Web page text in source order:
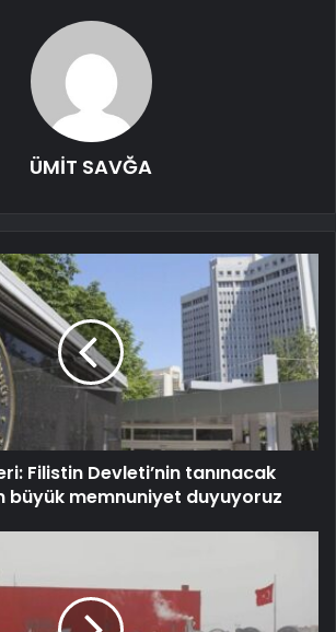
ÜMİT SAVĞA
Filistin Devleti’nin tanınacak
büyük memnuniyet duyuyoruz